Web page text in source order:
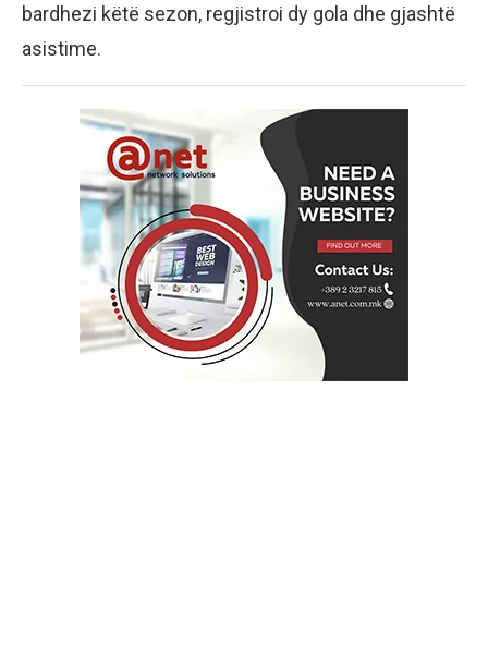
bardhezi këtë sezon, regjistroi dy gola dhe gjashtë
asistime.